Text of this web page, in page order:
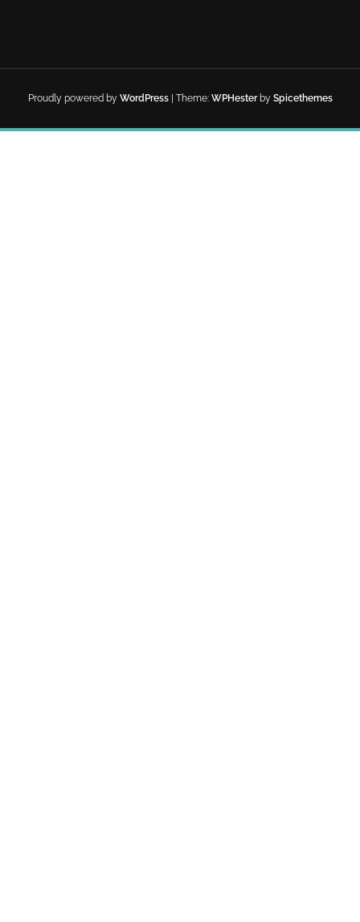
Proudly powered by WordPress| Theme: WPHesterby Spicethemes